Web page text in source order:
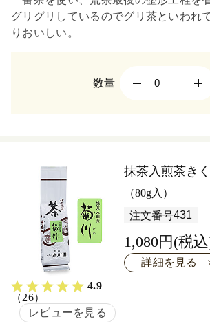
グリグリしているのでグリ茶といわれ
りおいしい。
数量
4.9
（26）
レビューを見る
抹茶入煎茶き
（80g入）
注文番号431
1,080円(税
詳細を見る